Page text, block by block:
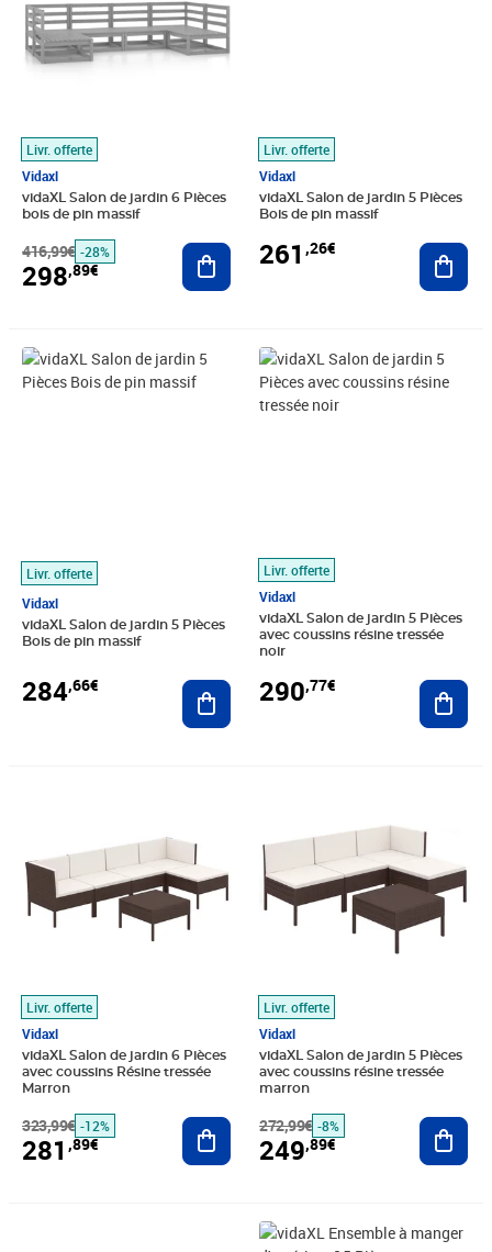
Livr. offerte
Vidaxl
vidaXL Salon de jardin 6 Pièces
bois de pin massif
416,99€ -28%
298,89€
Ajouter au panier
Livr. offerte
Vidaxl
vidaXL Salon de jardin 5 Pièces
Bois de pin massif
261 ,26€
Livr. offerte
Vidaxl
vidaXL Salon de jardin 5 Pièces
Bois de pin massif
284,66€
Prix 284,66€
Ajouter au panier
Livr. offerte
Vidaxl
vidaXL Salon de jardin 5 Pièces
avec coussins résine tressée
noir
290,77€
Prix 290,77€
Livr. offerte
Vidaxl
vidaXL Salon de jardin 6 Pièces
avec coussins Résine tressée
Marron
323,99€ -12%
281 ,89€
Ajouter au panier
Livr. offerte
Vidaxl
vidaXL Salon de jardin 5 Pièces
avec coussins résine tressée
marron
272,99€ -8%
249,89€
Prix 648,99€